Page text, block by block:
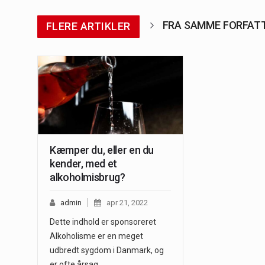
FLERE ARTIKLER FRA SAMME
Kæmper du, eller en du
kender, med et
alkoholmisbrug?
admin apr 21, 2022
Dette indhold er sponsoreret
Alkoholisme er en meget
udbredt sygdom i Danmark, og